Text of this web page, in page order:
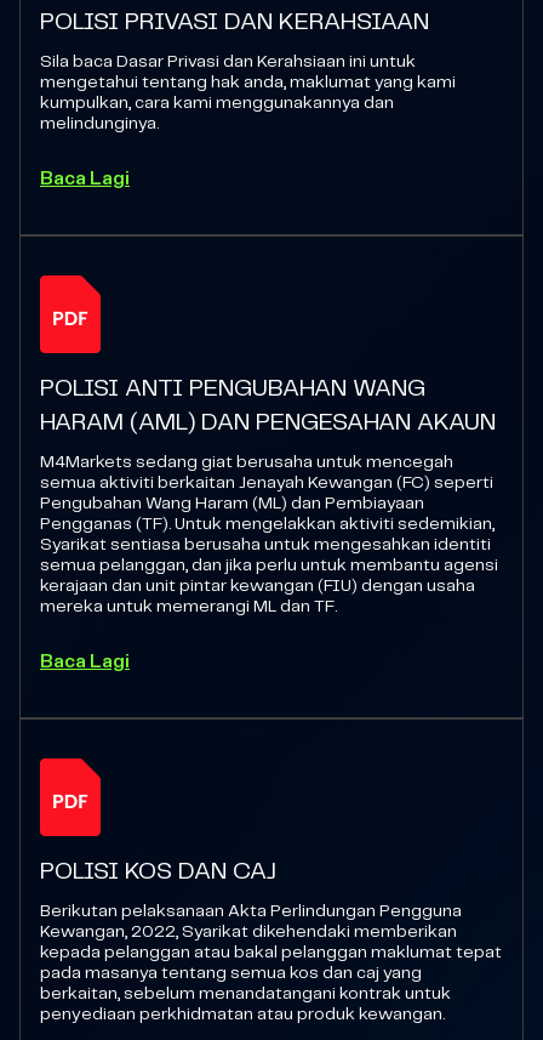
POLISI PRIVASI DAN KERAHSIAAN
Sila baca Dasar Privasi dan Kerahsiaan ini untuk
mengetahui tentang hak anda, maklumat yang kami
kumpulkan, cara kami menggunakannya dan
melindunginya.
Baca Lagi
POLISI ANTI PENGUBAHAN WANG
HARAM (AML) DAN PENGESAHAN AKAUN
M4Markets sedang giat berusaha untuk mencegah
semua aktiviti berkaitan Jenayah Kewangan (FC) seperti
Pengubahan Wang Haram (ML) dan Pembiayaan
Pengganas (TF). Untuk mengelakkan aktiviti sedemikian,
Syarikat sentiasa berusaha untuk mengesahkan identiti
semua pelanggan, dan jika perlu untuk membantu agensi
kerajaan dan unit pintar kewangan (FIU) dengan usaha
mereka untuk memerangi ML dan TF.
Baca Lagi
POLISI KOS DAN CAJ
Berikutan pelaksanaan Akta Perlindungan Pengguna
Kewangan, 2022, Syarikat dikehendaki memberikan
kepada pelanggan atau bakal pelanggan maklumat tepat
pada masanya tentang semua kos dan caj yang
berkaitan, sebelum menandatangani kontrak untuk
penyediaan perkhidmatan atau produk kewangan.